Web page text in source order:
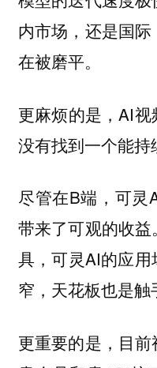
内市场，还是国
在被磨平。
更麻烦的是，AI
没有找到一个能持
尽管在B端，可灵
带来了可观的收
具，可灵AI的应
窄，天花板也是触
更重要的是，目